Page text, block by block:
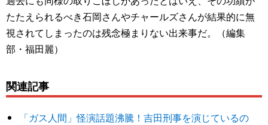
たたえられるべき石岡さんやチャールズさんが結果的に無
視されてしまったのは残念極まりない出来事だ。（編集
部・福田麗）
関連記事
「ガス人間」怪演話題沸騰！吉田刑事を演じているの